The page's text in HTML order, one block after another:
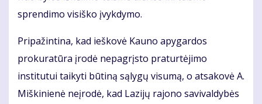
sprendimo visiško įvykdymo.
Pripažintina, kad ieškovė Kauno apygardos
prokuratūra įrodė nepagrįsto praturtėjimo
institutui taikyti būtiną sąlygų visumą, o atsakovė A.
Miškinienė neįrodė, kad Lazijų rajono savivaldybės